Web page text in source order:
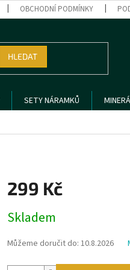
OBCHODNÍ PODMÍNKY
HLEDAT
SETY NÁRAMKŮ
299 Kč
cena:
Skladem
Můžeme doručit do: 10.8.2026